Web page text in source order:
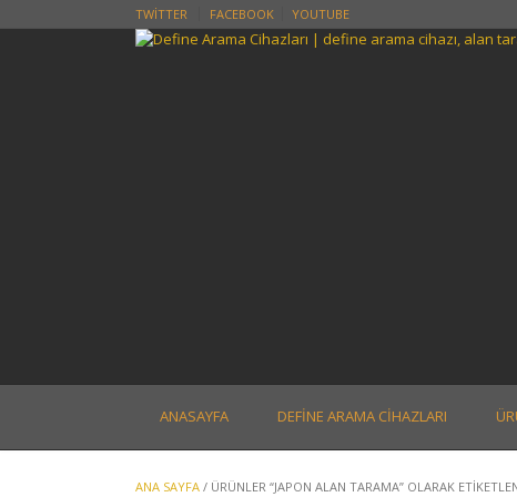
to
TWITTER FACEBOOK YOUTUBE
ANASAYFA DEFINE ARAMA CIHAZLARI
ANA SAYFA / ÜRÜNLER “JAPON ALAN TARAMA” OLARAK